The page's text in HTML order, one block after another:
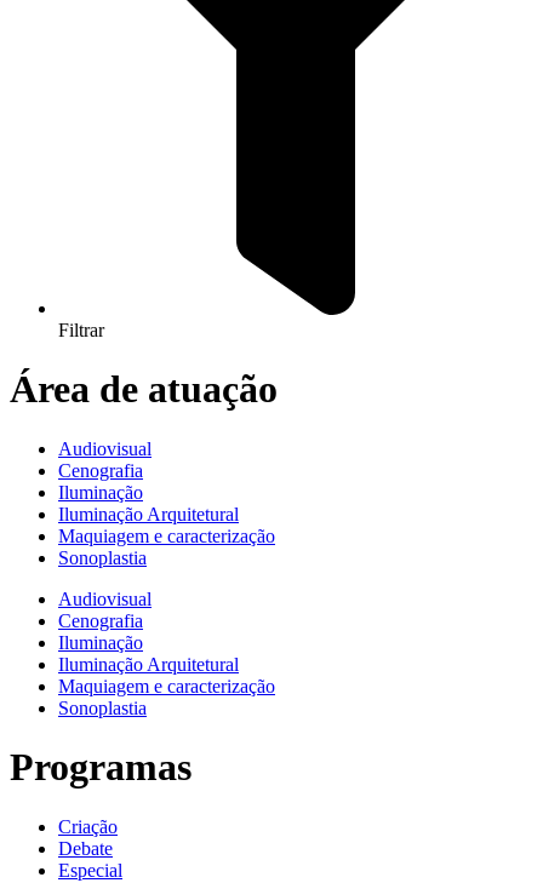
Filtrar
Área de atuação
Audiovisual
Cenografia
Iluminação
Iluminação Arquitetural
Maquiagem e caracterização
Sonoplastia
Audiovisual
Cenografia
Iluminação
Iluminação Arquitetural
Maquiagem e caracterização
Sonoplastia
Programas
Criação
Debate
Especial